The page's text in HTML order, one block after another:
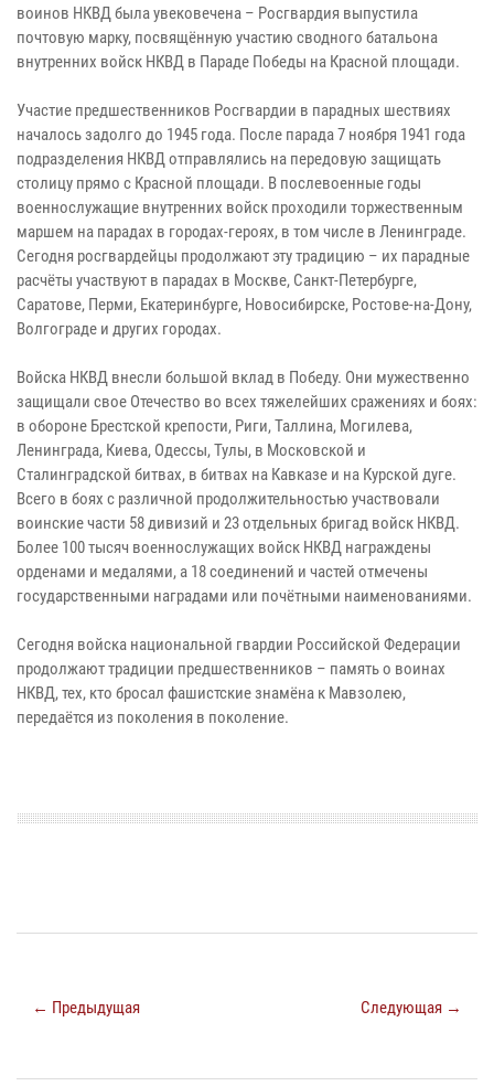
воинов НКВД была увековечена – Росгвардия выпустила
почтовую марку, посвящённую участию сводного батальона
внутренних войск НКВД в Параде Победы на Красной площади.
Участие предшественников Росгвардии в парадных шествиях
началось задолго до 1945 года. После парада 7 ноября 1941 года
подразделения НКВД отправлялись на передовую защищать
столицу прямо с Красной площади. В послевоенные годы
военнослужащие внутренних войск проходили торжественным
маршем на парадах в городах-героях, в том числе в Ленинграде.
Сегодня росгвардейцы продолжают эту традицию – их парадные
расчёты участвуют в парадах в Москве, Санкт-Петербурге,
Саратове, Перми, Екатеринбурге, Новосибирске, Ростове-на-Дону,
Волгограде и других городах.
Войска НКВД внесли большой вклад в Победу. Они мужественно
защищали свое Отечество во всех тяжелейших сражениях и боях:
в обороне Брестской крепости, Риги, Таллина, Могилева,
Ленинграда, Киева, Одессы, Тулы, в Московской и
Сталинградской битвах, в битвах на Кавказе и на Курской дуге.
Всего в боях с различной продолжительностью участвовали
воинские части 58 дивизий и 23 отдельных бригад войск НКВД.
Более 100 тысяч военнослужащих войск НКВД награждены
орденами и медалями, а 18 соединений и частей отмечены
государственными наградами или почётными наименованиями.
Сегодня войска национальной гвардии Российской Федерации
продолжают традиции предшественников – память о воинах
НКВД, тех, кто бросал фашистские знамёна к Мавзолею,
передаётся из поколения в поколение.
← Предыдущая Следующая →